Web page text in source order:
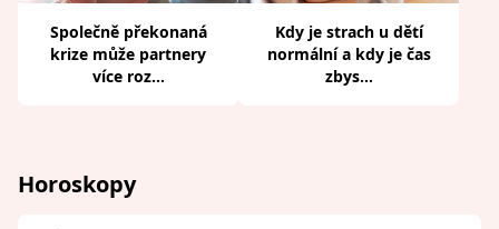
Společně překonaná
krize může partnery
více roz...
Kdy je strach u dětí
normální a kdy je čas
zbys...
Horoskopy